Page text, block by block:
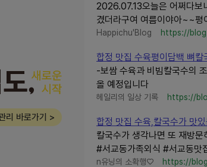
2026.07.13오늘은 어쩌다보
겼더라구여 여름이야아~~평
Happichu'Blog https://
합정 맛집 수육평이담백 뼈
-보쌈 수육과 비빔칼국수의
올 예정입니다
헤일리의 일상 기록 https://
합정 맛집 수육,칼국수가 맛있
칼국수가 생각나면 또 재방
#서교동가족외식 #서교동맛
n유닝의 소확행♡ https://
리 바로가기 >